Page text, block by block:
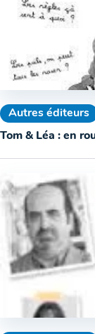
Autres éditeurs
Tom & Léa : en